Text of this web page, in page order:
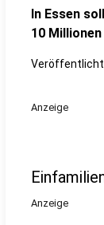
In Essen
10
Anzeige
Anzeige